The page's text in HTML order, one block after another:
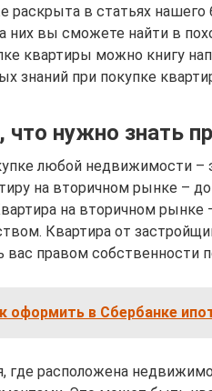
в статьях нашего
них вы сможете найти в
квартиры можно книгу
знаний при покупке
нужно знать
любой недвижимости –
на вторичном рынке –
на вторичном рынке
Квартира от
вас правом собственности
оформить в Сбербанке
где расположена